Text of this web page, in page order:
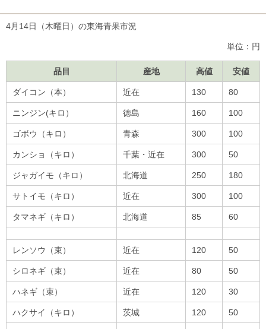
ブログ・コラム
4月14日（木曜日）の東海青果市況
単位：円
品目 産地 高値 安値
ダイコン（本） 近在 130 80
ニンジン(キロ） 徳島 160 100
ゴボウ（キロ） 青森 300 100
カンショ（キロ） 千葉・近在 300 50
ジャガイモ（キロ） 北海道 250 180
サトイモ（キロ） 近在 300 100
タマネギ（キロ） 北海道 85 60
レンソウ（束） 近在 120 50
シロネギ（束） 近在 80 50
ハネギ（束） 近在 120 30
ハクサイ（キロ） 茨城 120 50